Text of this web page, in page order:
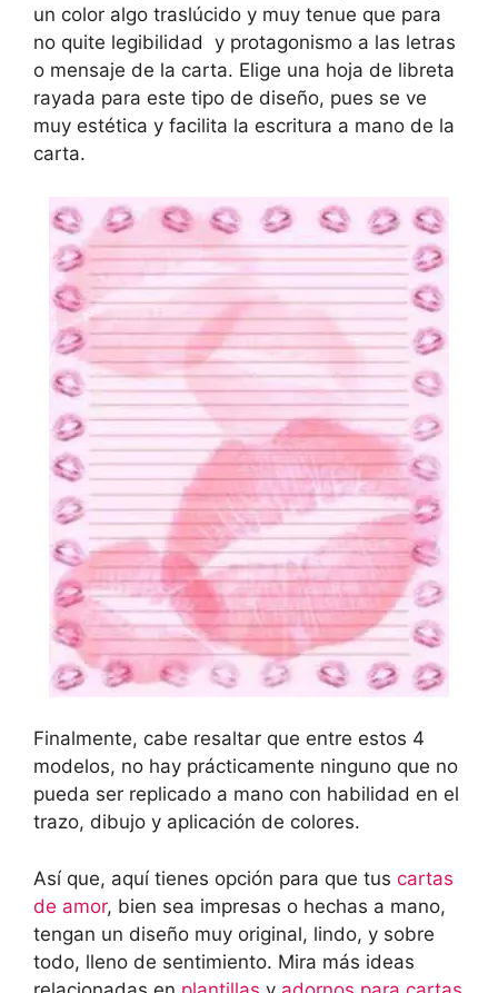
un color algo traslúcido y muy tenue que para
no quite legibilidad y protagonismo a las letras
o mensaje de la carta. Elige una hoja de libreta
rayada para este tipo de diseño, pues se ve
muy estética y facilita la escritura a mano de la
carta.
Finalmente, cabe resaltar que entre estos 4
modelos, no hay prácticamente ninguno que no
pueda ser replicado a mano con habilidad en el
trazo, dibujo y aplicación de colores.
Así que, aquí tienes opción para que tus cartas
de amor, bien sea impresas o hechas a mano,
tengan un diseño muy original, lindo, y sobre
todo, lleno de sentimiento. Mira más ideas